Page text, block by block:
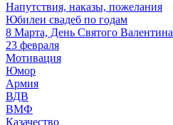
Напутствия, наказы, пожелания
Юбилеи свадеб по годам
8 Марта, День Святого Валентина
23 февраля
Мотивация
Юмор
Армия
ВДВ
ВМФ
Казачество